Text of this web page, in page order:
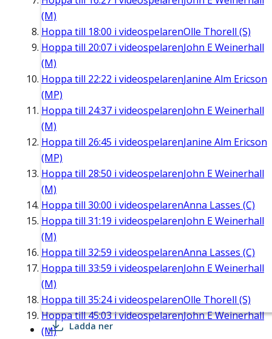
(M)
Hoppa till 18:00 i videospelarenOlle Thorell (S)
Hoppa till 20:07 i videospelarenJohn E Weinerhall
(M)
Hoppa till 22:22 i videospelarenJanine Alm Ericson
(MP)
Hoppa till 24:37 i videospelarenJohn E Weinerhall
(M)
Hoppa till 26:45 i videospelarenJanine Alm Ericson
(MP)
Hoppa till 28:50 i videospelarenJohn E Weinerhall
(M)
Hoppa till 30:00 i videospelarenAnna Lasses (C)
Hoppa till 31:19 i videospelarenJohn E Weinerhall
(M)
Hoppa till 32:59 i videospelarenAnna Lasses (C)
Hoppa till 33:59 i videospelarenJohn E Weinerhall
(M)
Hoppa till 35:24i videospelarenOlle Thorell (S)
Hoppa till45:03i videospelarenJohn E Weinerhall
(M)
Ladda ner